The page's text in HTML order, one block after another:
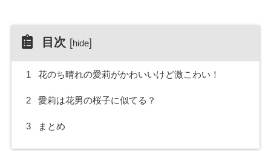
目次 [hide]
1 花のち晴れの愛莉がかわいいけど激こわい！
2 愛莉は花男の桜子に似てる？
3 まとめ